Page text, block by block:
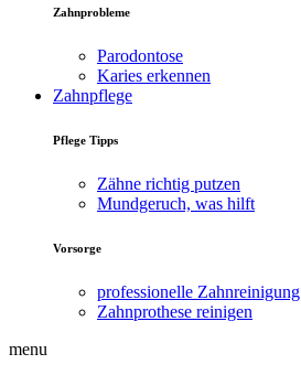
Zahnprobleme
Parodontose
Karies erkennen
Zahnpflege
Pflege Tipps
Zähne richtig putzen
Mundgeruch, was hilft
Vorsorge
professionelle Zahnreinigung
Zahnprothese reinigen
menu